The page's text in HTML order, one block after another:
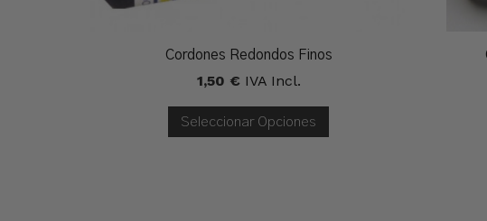
Cordones Redondos Finos
1,50 € IVA Incl.
Seleccionar Opciones